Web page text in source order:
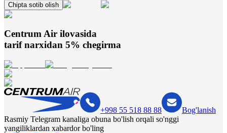
Chipta sotib olish
Centrum Air ilovasida
tarif narxidan 5% chegirma
+998 55 518 88 88
Bog'lanish
Rasmiy Telegram kanaliga obuna bo'lish orqali so'nggi
yangiliklardan xabardor bo'ling